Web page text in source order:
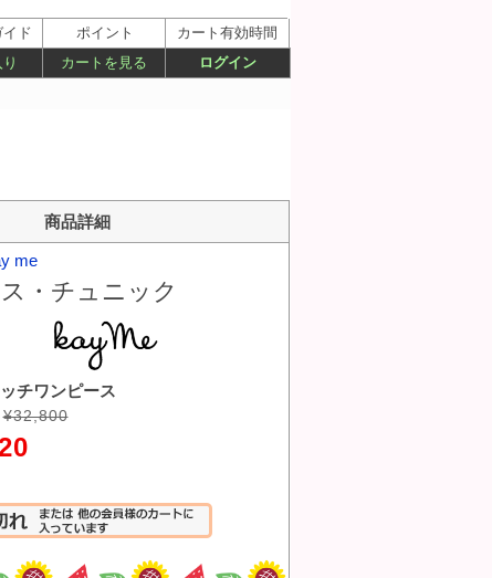
商品詳細
me
・チュニック
チワンピース
¥32,800
れる
ド ポイント
カート有効時間
カートを見る ログイン